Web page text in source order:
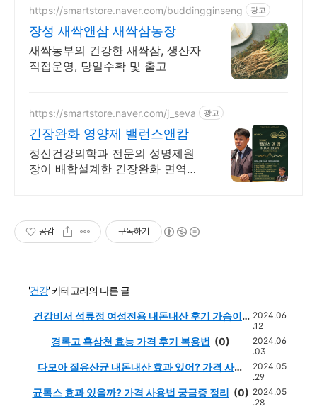
https://smartstore.naver.com/buddingginseng 광고
장성 새싹앤삼 새싹삼농장
새싹농부의 건강한 새싹삼, 생산자
직접운영, 당일수확 및 출고
https://smartstore.naver.com/j_seva 광고
긴장완화 영양제 밸런스앤캄
정신건강의학과 전문의 성명제원
장이 배합설계한 긴장완화 면역기
공감 구독하기
'건강' 카테고리의 다른 글
건강비서 석류정 여성전용 내돈내산 후기 가슴이? 2024.06
.12
경록고 흑삼천 효능 가격 후기 복용법 (0)
2024.06
.03
다모아 질유산균 내돈내산 효과 있어? 가격 사용
2024.05
.29
균톡스 효과 있을까? 가격 사용법 궁금증 정리 (0) 2024.05
.28